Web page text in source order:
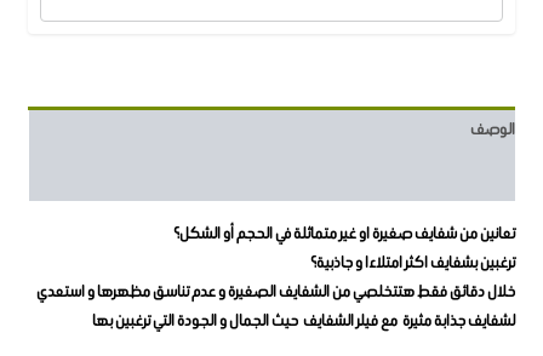
الوصف
تعانين من شفايف صغيرة او غير متماثلة في الحجم أو الشكل؟
ترغبين بشفايف اكثر امتلاءا و جاذبية؟
خلال دقائق فقط هتتخلصي من الشفايف الصغيرة و عدم تناسق مظهرها و استعدي
لشفايف جذابة مثيرة مع فيلر الشفايف حيث الجمال و الجودة التي ترغبين بها